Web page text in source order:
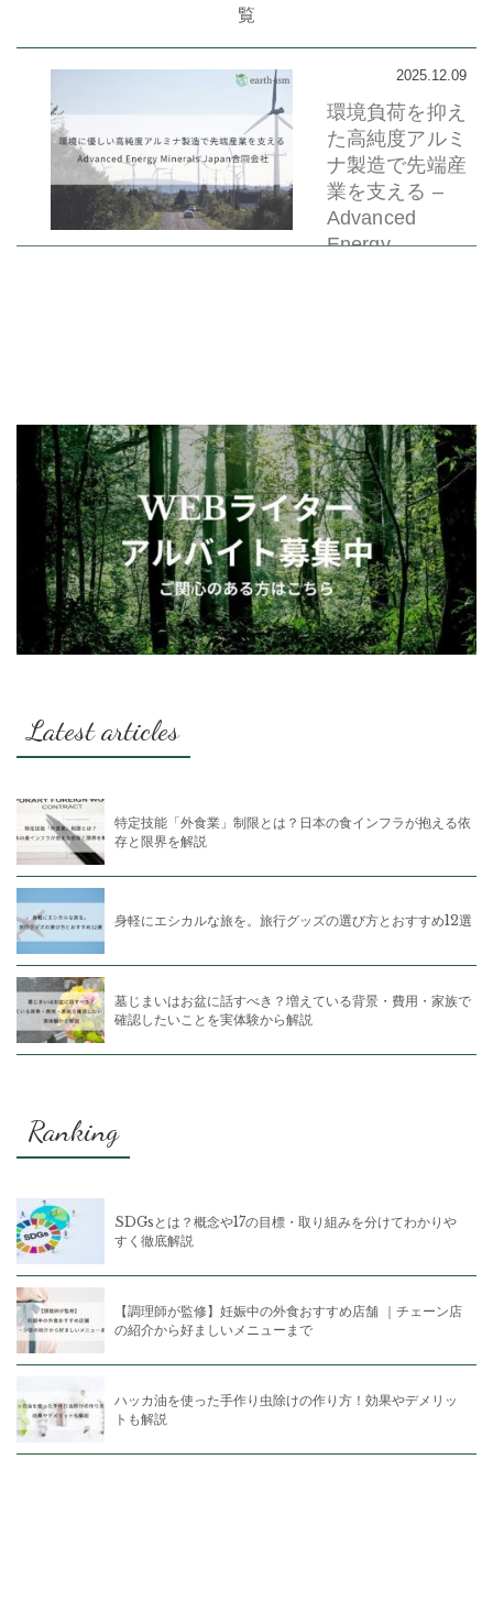
覧
2025.12.09
環境負荷を抑え
た高純度アルミ
ナ製造で先端産
業を支える –
Advanced
Energy
Latest articles
特定技能「外食業」制限とは？日本の食インフラが抱える依
存と限界を解説
身軽にエシカルな旅を。旅行グッズの選び方とおすすめ12選
墓じまいはお盆に話すべき？増えている背景・費用・家族で
確認したいことを実体験から解説
Ranking
SDGsとは？概念や17の目標・取り組みを分けてわかりや
すく徹底解説
【調理師が監修】妊娠中の外食おすすめ店舗 ｜チェーン店
の紹介から好ましいメニューまで
ハッカ油を使った手作り虫除けの作り方！効果やデメリッ
トも解説